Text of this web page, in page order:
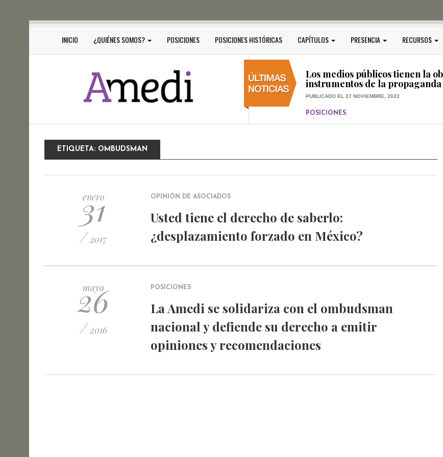
INICIO ¿QUIÉNES SOMOS? POSICIONES POSICIONES HISTÓRICAS CAPÍTULOS PRESENCIA RECURSOS
PUBLICADO EL 17 DICIEMBRE, 2022
Los medios públicos tienen la
instrumentos de la propaganda
PUBLICADO EL 27 NOVIEMBRE, 2022
POSICIONES
Consejos ciudadanos e IFT
ETIQUETA: OMBUDSMAN
enero
31
/ 2017
OPINIÓN DE ASOCIADOS
Usted tiene el derecho de saberlo:
¿desplazamiento forzado en México?
mayo
26
/ 2016
POSICIONES
La Amedi se solidariza con el ombudsman
nacional y defiende su derecho a emitir
opiniones y recomendaciones